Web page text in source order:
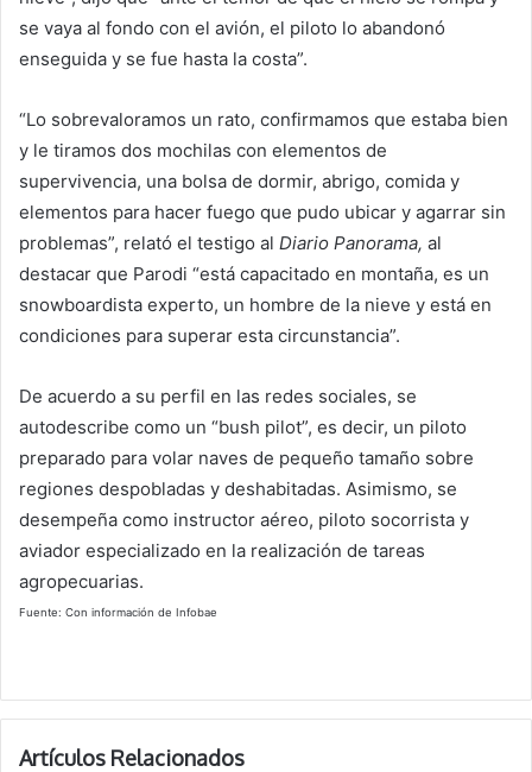
se vaya al fondo con el avión, el piloto lo abandonó
enseguida y se fue hasta la costa”.
“Lo sobrevaloramos un rato, confirmamos que estaba bien
y le tiramos dos mochilas con elementos de
supervivencia, una bolsa de dormir, abrigo, comida y
elementos para hacer fuego que pudo ubicar y agarrar sin
problemas”, relató el testigo al Diario Panorama, al
destacar que Parodi “está capacitado en montaña, es un
snowboardista experto, un hombre de la nieve y está en
condiciones para superar esta circunstancia”.
De acuerdo a su perfil en las redes sociales, se
autodescribe como un “bush pilot”, es decir, un piloto
preparado para volar naves de pequeño tamaño sobre
regiones despobladas y deshabitadas. Asimismo, se
desempeña como instructor aéreo, piloto socorrista y
aviador especializado en la realización de tareas
agropecuarias.
Fuente: Con información de Infobae
Artículos Relacionados